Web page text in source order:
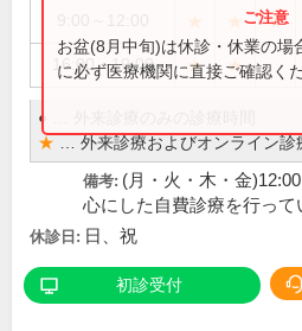
★ ★ ★
16:00～19:00 ★ ★
●
★ … 外来診療およびオンライン診
お盆(8月中旬)は休診・休業の場
に必ず医療機関に直接ご確認くだ
備考: (月・火・木・金
心にした自費診療を行って
休診日: 日、祝
初診受付